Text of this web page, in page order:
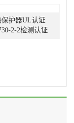
护器UL认证
2-2检测认证